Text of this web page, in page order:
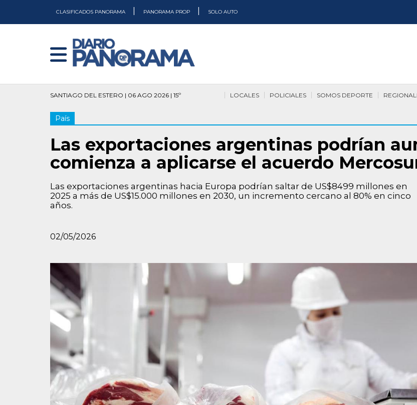
CLASIFICADOS PANORAMA PANORAMA PROP SOLO AUTO
SANTIAGO DEL ESTERO | 06 AGO 2026 | 15º SOMOS DEPORTE
POLICIALES
LOCALES
País
Las exportaciones argentinas podrían
comienza a aplicarse el acuerdo
Las exportaciones argentinas hacia Europa podrían saltar de US$8499 millones en
2025 a más de US$15.000 millones en 2030, un incremento cercano al 80% en cinco
años.
02/05/2026